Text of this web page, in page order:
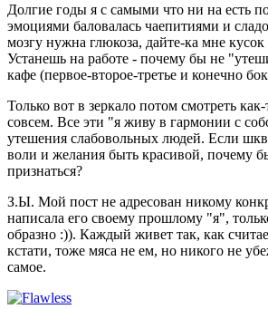
Долгие годы я с самыми что ни на есть
эмоциями баловалась чаепитиями и
мозгу нужна глюкоза, дайте-ка мне
Устанешь на работе - почему бы не
кафе (первое-второе-третье и конечно
Только вот в зеркало потом смотреть
совсем. Все эти "я живу в гармонии с
утешения слабовольных людей. Если
воли и желания быть красивой, почему
признаться?
З.Ы. Мой пост не адресован никому
написала его своему прошлому "я",
образно :)). Каждый живет так, как
кстати, тоже мяса не ем, но никого не
самое.